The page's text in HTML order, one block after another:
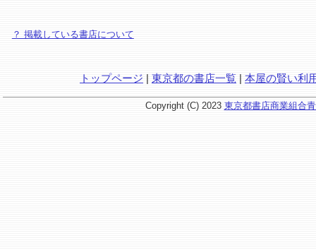
？ 掲載している書店について
トップページ | 東京都の書店一覧 | 本屋の賢い利
Copyright (C) 2023 東京都書店商業組合